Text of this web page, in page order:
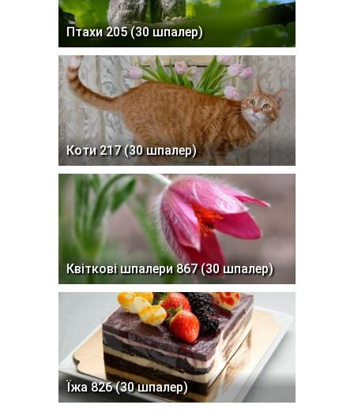
Птахи 205 (30 шпалер)
Коти 217 (30 шпалер)
Квіткові шпалери 867 (30 шпалер)
Їжа 826 (30 шпалер)